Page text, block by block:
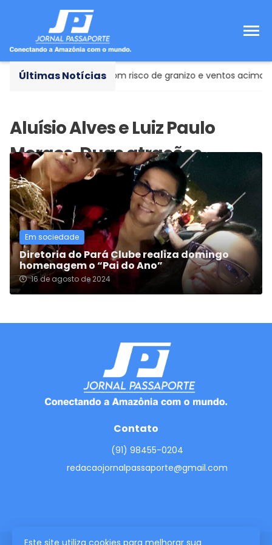
Últimas Notícias
para tempestades com risco de granizo e ventos acima de
Em sociedade
Diretoria do Pará Clube realiza domingo
homenagem o “Pai do Ano”
16 de agosto de 2024
Este site utiliza cookies para melhorar sua
Contato
(91) 98455-0204
redacaojornalpassaporte@gmail.com